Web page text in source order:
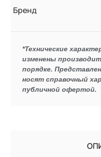
Бренд
*Технические
изменены
порядке.
носят справочный
публичной офертой.